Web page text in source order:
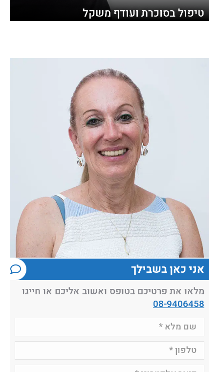
טיפול בסוכרת ועודף משקל
אני כאן בשבילך
מלאו את פרטיכם בטופס ואשוב אליכם או חייגו
08-9406458